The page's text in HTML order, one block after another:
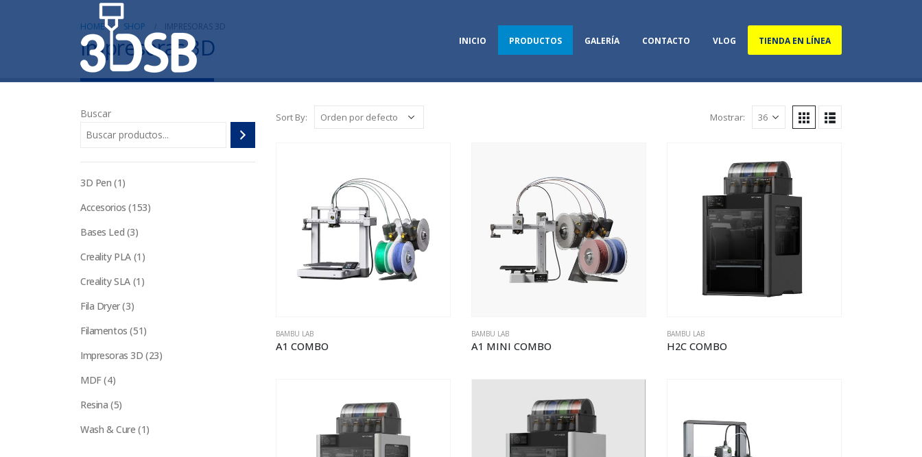
INICIO PRODUCTOS GALERÍA CONTACTO VLOG TIENDA EN LÍNEA
HOME SHOP IMPRESORAS 3D
Impresoras 3D
Sort By: Mostrar:
BAMBU LAB
A1 COMBO
BAMBU LAB
A1 MINI COMBO
BAMBU LAB
H2C COMBO
Buscar
3D Pen 11
Accesorios 153153
Bases Led 33
Creality PLA 1 1
Creality SLA 1 1
Fila Dryer 33
Filamentos 5151
Impresoras 3D 2323
MDF 44
Resina 55
Wash & Cure 11